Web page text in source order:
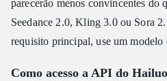
parecerão menos convincentes do
Seedance 2.0, Kling 3.0 ou Sora
requisito principal, use um modelo
Como acesso a API do